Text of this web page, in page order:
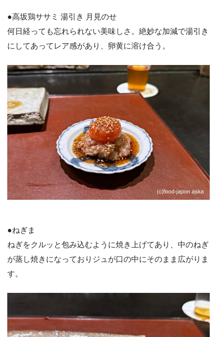
●高坂鶏ササミ 湯引き 月見のせ
何日経っても忘れられない美味しさ。絶妙な加減で湯引き
にしてあってレア感があり、卵黄に溶け合う。
●ねぎま
ねぎをクルッと包み込むように焼き上げてあり、中のねぎ
が蒸し焼きになっておりジュが口の中にそのまま広がりま
す。